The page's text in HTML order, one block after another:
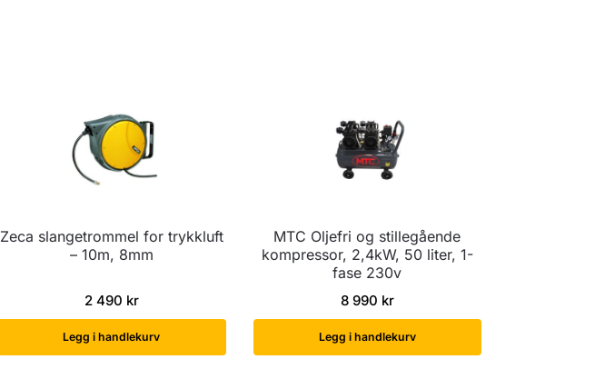
Zeca slangetrommel for trykkluft
– 10m, 8mm
2 490 kr
Legg i handlekurv
MTC Oljefri og stillegående
kompressor, 2,4kW, 50 liter, 1-
fase 230v
8 990 kr
Legg i handlekurv